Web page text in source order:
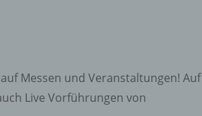
Messen und Veranstaltungen! Auf
Live Vorführungen von